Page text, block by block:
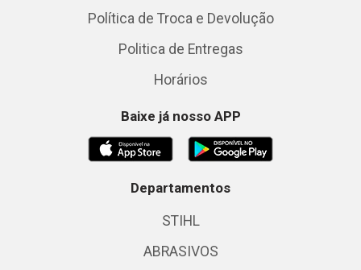
Política de Troca e Devolução
Politica de Entregas
Horários
Baixe já nosso APP
Departamentos
STIHL
ABRASIVOS